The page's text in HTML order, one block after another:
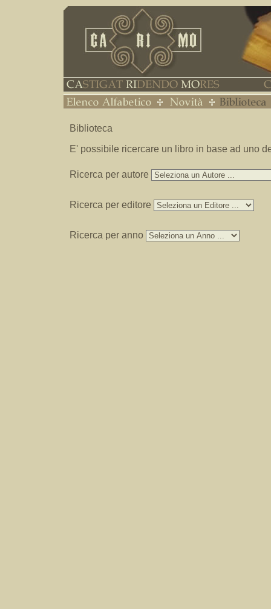
Biblioteca
E' possibile ricercare un libro in base ad uno
Ricerca per autore
Ricerca per editore
Ricerca per anno